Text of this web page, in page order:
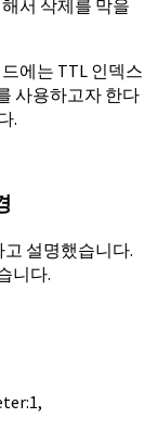
서 삭제를 막을
에는 TTL 인덱스
사용하고자 한다
.
설명했습니다.
니다.
1,